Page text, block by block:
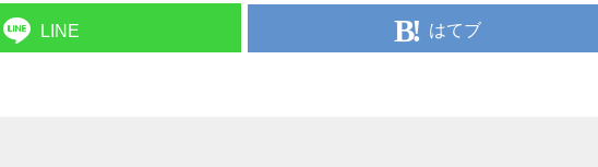
LINE はてブ